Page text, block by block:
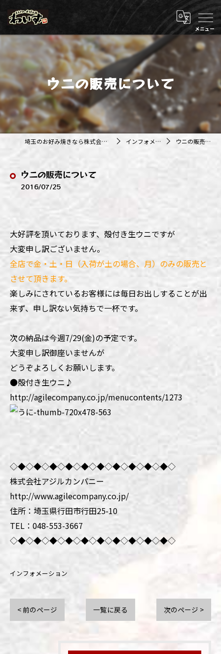
ウニの販売について
埼玉のお好み焼きなら株式会社アジルカンパニー インフォメーション ウニの販売について
ウニの販売について
2016/07/25
大好評を頂いております、殻付き生ウニですが
大変申し訳ございません。
全店で金・土・日（入荷が土の場合、月）のみの販売と
させて頂きます。
楽しみにされているお客様には毎日お出しすることが出
来ず、申し訳ない気持ちで一杯です。
次の納品は今週7/29(金)の予定です。
大変申し訳御座いませんが
どうぞよろしくお願いします。
●殻付き生ウニ♪
http://agilecompany.co.jp/menucontents/1273
◇◆◇◆◇◆◇◆◇◆◇◆◇◆◇◆◇◆◇◆◇
株式会社アジルカンパニー
http://www.agilecompany.co.jp/
住所：埼玉県行田市行田25-10
TEL：048-553-3667
◇◆◇◆◇◆◇◆◇◆◇◆◇◆◇◆◇◆◇◆◇
インフォメーション
< 前のページ 一覧に戻る 次のページ >